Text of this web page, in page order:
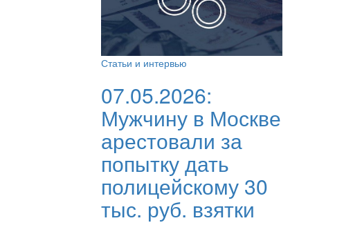
Статьи и интервью
07.05.2026:
Мужчину в Москве
арестовали за
попытку дать
полицейскому 30
тыс. руб. взятки